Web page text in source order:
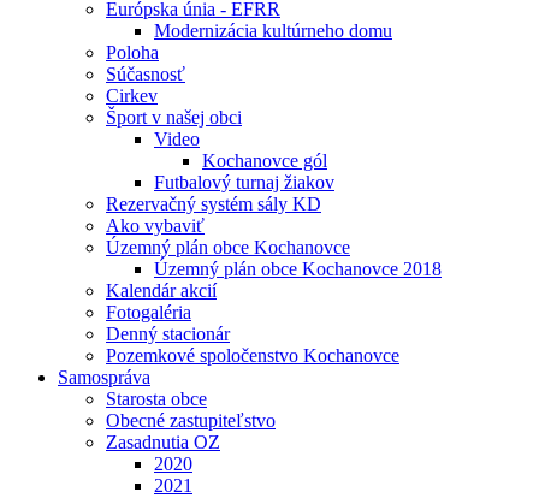
Európska únia - EFRR
Modernizácia kultúrneho domu
Poloha
Súčasnosť
Cirkev
Šport v našej obci
Video
Kochanovce gól
Futbalový turnaj žiakov
Rezervačný systém sály KD
Ako vybaviť
Územný plán obce Kochanovce
Územný plán obce Kochanovce 2018
Kalendár akcií
Fotogaléria
Denný stacionár
Pozemkové spoločenstvo Kochanovce
Samospráva
Starosta obce
Obecné zastupiteľstvo
Zasadnutia OZ
2020
2021